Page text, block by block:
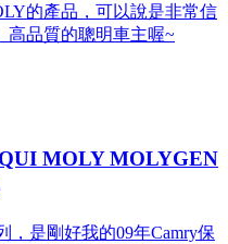
的產品，可以說是非常信
高品質的聰明車主喔~
MOLY MOLYGEN
是剛好我的09年Camry保